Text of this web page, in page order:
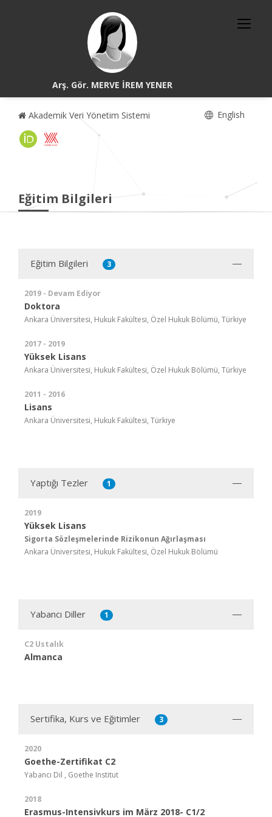
Arş. Gör. MERVE İREM YENER
Akademik Veri Yönetim Sistemi English
Eğitim Bilgileri
Eğitim Bilgileri 3
2019 - Devam Ediyor
Doktora
Ankara Üniversitesi, Hukuk Fakültesi, Özel Hukuk Bölümü, Türkiye
2017 - 2019
Yüksek Lisans
Ankara Üniversitesi, Hukuk Fakültesi, Özel Hukuk Bölümü, Türkiye
2011 - 2016
Lisans
Ankara Üniversitesi, Hukuk Fakültesi, Türkiye
Yaptığı Tezler 1
2019
Yüksek Lisans
Sigorta Sözleşmelerinde Rizikonun Ağırlaşması
Ankara Üniversitesi, Hukuk Fakültesi, Özel Hukuk Bölümü
Yabancı Diller 1
C2 Ustalık
Almanca
Sertifika, Kurs ve Eğitimler 3
2020
Goethe-Zertifikat C2
Yabancı Dil , Goethe Institut
2018
Erasmus-Intensivkurs im März 2018- C1/2